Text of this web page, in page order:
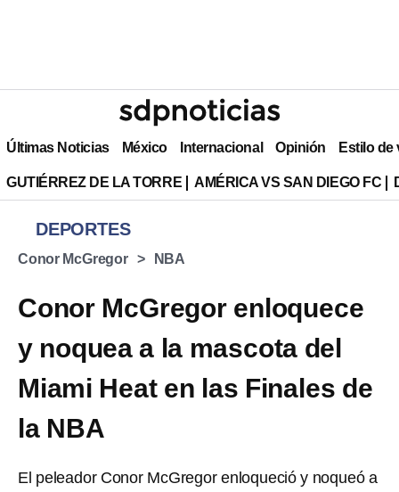
Últimas Noticias México Internacional Opinión Estilo de
GUTIÉRREZ DE LA TORRE AMÉRICA VS SAN DIEGO FC
DEPORTES
Conor McGregor NBA
Conor McGregor enloquece
y noquea a la mascota del
Miami Heat en las Finales de
la NBA
El peleador Conor McGregor enloqueció y noqueó a